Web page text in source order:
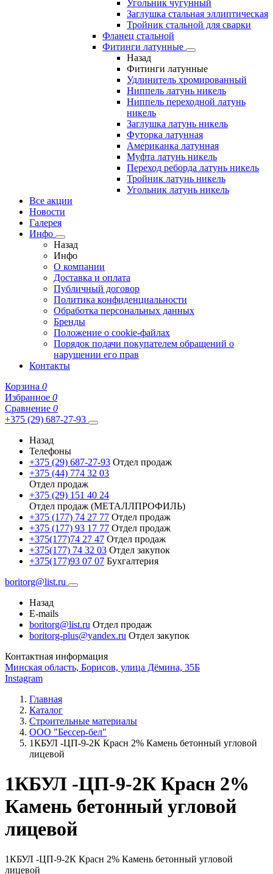
Угольник чугунный
Заглушка стальная эллиптическая
Тройник стальной для сварки
Фланец стальной
Фитинги латунные
Назад
Фитинги латунные
Удлинитель хромированный
Ниппель латунь никель
Ниппель переходной латунь
никель
Заглушка латунь никель
Футорка латунная
Американка латунная
Муфта латунь никель
Переход реборда латунь никель
Тройник латунь никель
Угольник латунь никель
Все акции
Новости
Галерея
Инфо
Назад
Инфо
О компании
Доставка и оплата
Публичный договор
Политика конфиденциальности
Обработка персональных данных
Бренды
Положение о cookie-файлах
Порядок подачи покупателем обращений о
нарушении его прав
Контакты
Корзина 0
Избранное 0
Сравнение 0
+375 (29) 687-27-93
Назад
Телефоны
+375 (29) 687-27-93 Отдел продаж
+375 (44) 774 32 03
Отдел продаж
+375 (29) 151 40 24
Отдел продаж (МЕТАЛЛПРОФИЛЬ)
+375 (177) 74 27 77 Отдел продаж
+375 (177) 93 17 77 Отдел продаж
+375(177)74 27 47 Отдел продаж
+375(177) 74 32 03 Отдел закупок
+375(177)93 07 07 Бухгалтерия
boritorg@list.ru
Назад
E-mails
boritorg@list.ru Отдел продаж
boritorg-plus@yandex.ru Отдел закупок
Контактная информация
Минская область, Борисов, улица Дёмина, 35Б
Instagram
Главная
Каталог
Строительные материалы
ООО "Бессер-бел"
1КБУЛ -ЦП-9-2К Красн 2% Камень бетонный угловой
лицевой
1КБУЛ -ЦП-9-2К Красн 2%
Камень бетонный угловой
лицевой
1КБУЛ -ЦП-9-2К Красн 2% Камень бетонный угловой
лицевой